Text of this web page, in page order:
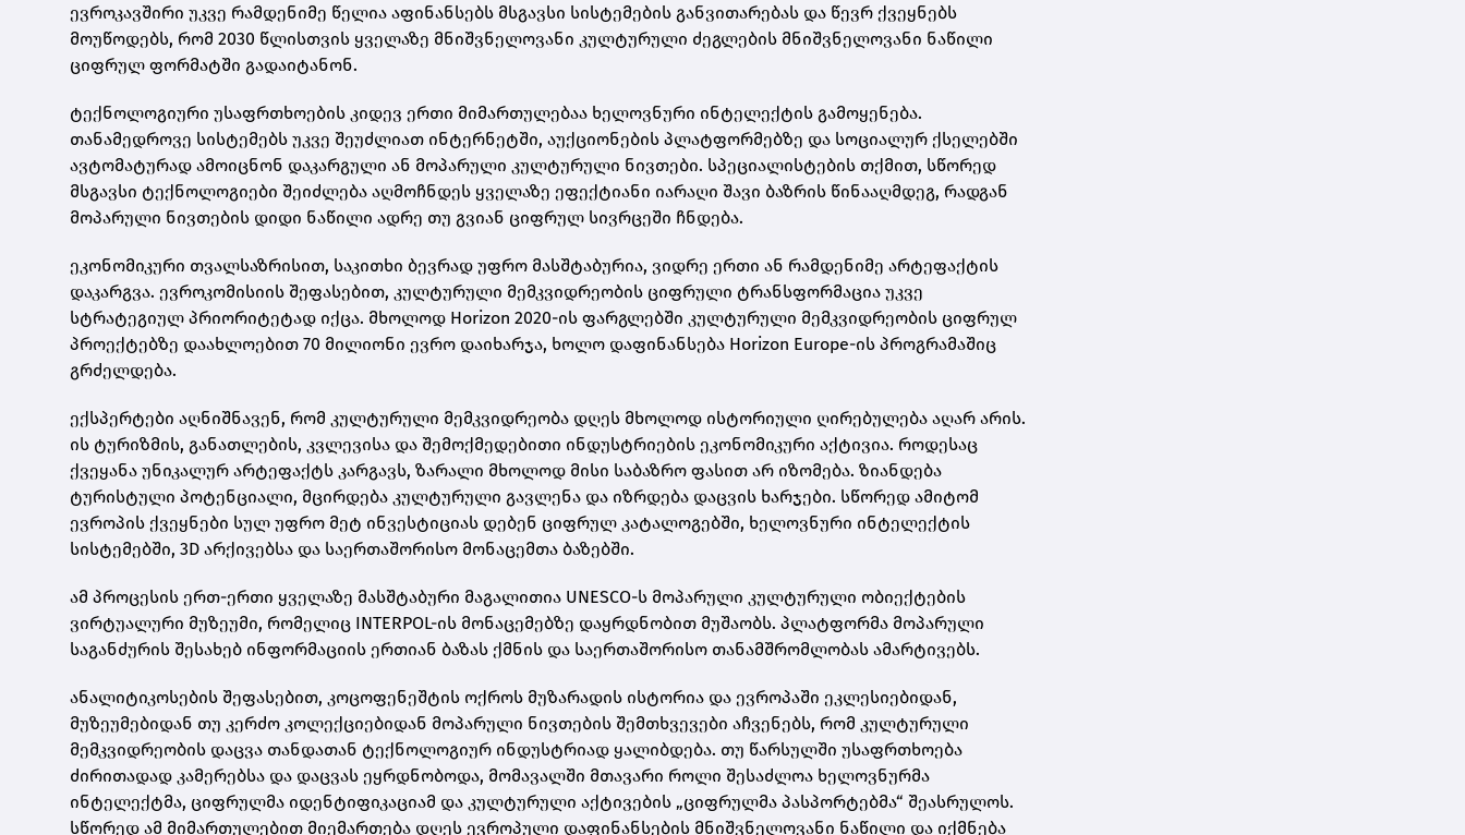
ევროკავშირი უკვე რამდენიმე წელია აფინანსებს მსგავსი სისტემების განვითარებას და წევრ ქვეყნებს
მოუწოდებს, რომ 2030 წლისთვის ყველაზე მნიშვნელოვანი კულტურული ძეგლების მნიშვნელოვანი ნაწილი
ციფრულ ფორმატში გადაიტანონ.
ტექნოლოგიური უსაფრთხოების კიდევ ერთი მიმართულებაა ხელოვნური ინტელექტის გამოყენება.
თანამედროვე სისტემებს უკვე შეუძლიათ ინტერნეტში, აუქციონების პლატფორმებზე და სოციალურ ქსელებში
ავტომატურად ამოიცნონ დაკარგული ან მოპარული კულტურული ნივთები. სპეციალისტების თქმით, სწორედ
მსგავსი ტექნოლოგიები შეიძლება აღმოჩნდეს ყველაზე ეფექტიანი იარაღი შავი ბაზრის წინააღმდეგ, რადგან
მოპარული ნივთების დიდი ნაწილი ადრე თუ გვიან ციფრულ სივრცეში ჩნდება.
ეკონომიკური თვალსაზრისით, საკითხი ბევრად უფრო მასშტაბურია, ვიდრე ერთი ან რამდენიმე არტეფაქტის
დაკარგვა. ევროკომისიის შეფასებით, კულტურული მემკვიდრეობის ციფრული ტრანსფორმაცია უკვე
სტრატეგიულ პრიორიტეტად იქცა. მხოლოდ Horizon 2020-ის ფარგლებში კულტურული მემკვიდრეობის ციფრულ
პროექტებზე დაახლოებით 70 მილიონი ევრო დაიხარჯა, ხოლო დაფინანსება Horizon Europe-ის პროგრამაშიც
გრძელდება.
ექსპერტები აღნიშნავენ, რომ კულტურული მემკვიდრეობა დღეს მხოლოდ ისტორიული ღირებულება აღარ არის.
ის ტურიზმის, განათლების, კვლევისა და შემოქმედებითი ინდუსტრიების ეკონომიკური აქტივია. როდესაც
ქვეყანა უნიკალურ არტეფაქტს კარგავს, ზარალი მხოლოდ მისი საბაზრო ფასით არ იზომება. ზიანდება
ტურისტული პოტენციალი, მცირდება კულტურული გავლენა და იზრდება დაცვის ხარჯები. სწორედ ამიტომ
ევროპის ქვეყნები სულ უფრო მეტ ინვესტიციას დებენ ციფრულ კატალოგებში, ხელოვნური ინტელექტის
სისტემებში, 3D არქივებსა და საერთაშორისო მონაცემთა ბაზებში.
ამ პროცესის ერთ-ერთი ყველაზე მასშტაბური მაგალითია UNESCO-ს მოპარული კულტურული ობიექტების
ვირტუალური მუზეუმი, რომელიც INTERPOL-ის მონაცემებზე დაყრდნობით მუშაობს. პლატფორმა მოპარული
საგანძურის შესახებ ინფორმაციის ერთიან ბაზას ქმნის და საერთაშორისო თანამშრომლობას ამარტივებს.
ანალიტიკოსების შეფასებით, კოცოფენეშტის ოქროს მუზარადის ისტორია და ევროპაში ეკლესიებიდან,
მუზეუმებიდან თუ კერძო კოლექციებიდან მოპარული ნივთების შემთხვევები აჩვენებს, რომ კულტურული
მემკვიდრეობის დაცვა თანდათან ტექნოლოგიურ ინდუსტრიად ყალიბდება. თუ წარსულში უსაფრთხოება
ძირითადად კამერებსა და დაცვას ეყრდნობოდა, მომავალში მთავარი როლი შესაძლოა ხელოვნურმა
ინტელექტმა, ციფრულმა იდენტიფიკაციამ და კულტურული აქტივების „ციფრულმა პასპორტებმა“ შეასრულოს.
სწორედ ამ მიმართულებით მიემართება დღეს ევროპული დაფინანსების მნიშვნელოვანი ნაწილი და იქმნება